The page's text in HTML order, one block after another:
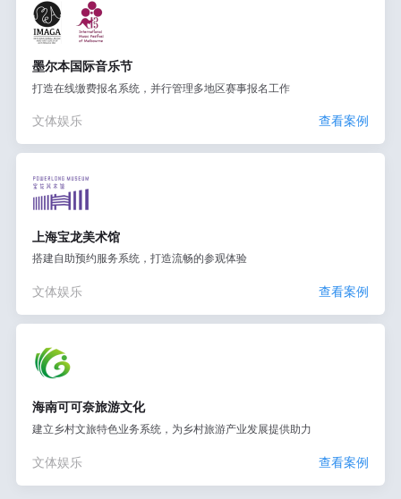
墨尔本国际音乐节
打造在线缴费报名系统，并行管理多地区赛事报名工作
文体娱乐 查看案例
上海宝龙美术馆
搭建自助预约服务系统，打造流畅的参观体验
文体娱乐 查看案例
海南可可奈旅游文化
建立乡村文旅特色业务系统，为乡村旅游产业发展提供助力
文体娱乐 查看案例